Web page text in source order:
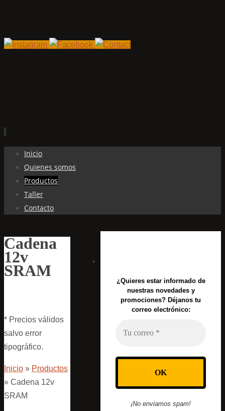
contenido
Inicio
Quienes somos
Productos
Taller
Contacto
Cadena
12v
SRAM
* Precios válidos
salvo error
tipográfico.
Inicio » Productos
» Cadena 12v
SRAM
¿Quieres estar informado de
nuestras novedades y
promociones? Déjanos tu
correo electrónico:
¡No enviamos spam!